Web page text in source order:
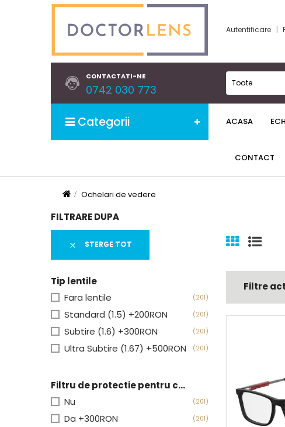
Autentificare
CONTACTATI-NE
0742 030 773 Toate
Categorii ACASA
CONTACT
Ochelari de vedere
FILTRARE DUPA
 STERGE TOT
Tip lentile
Fara lentile
(201)
Standard (1.5) +200RON (201)
Subtire (1.6) +300RON (201)
Ultra Subtire (1.67) +500RON (201)
Filtru de protectie pentru calculator
Nu
(201)
Da +300RON (201)
Filtre